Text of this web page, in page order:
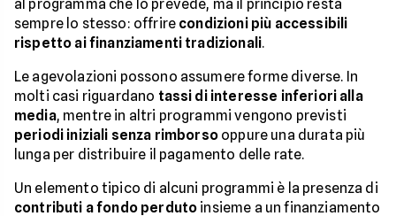
al programma che lo prevede, ma il principio resta
sempre lo stesso: offrire condizioni più accessibili
rispetto ai finanziamenti tradizionali.
Le agevolazioni possono assumere forme diverse. In
molti casi riguardano tassi di interesse inferiori alla
media, mentre in altri programmi vengono previsti
periodi iniziali senza rimborsooppure una durata più
lunga per distribuire il pagamento delle rate.
Un elemento tipico di alcuni programmi è la presenza di
contributi a fondo perduto insieme a un finanziamento